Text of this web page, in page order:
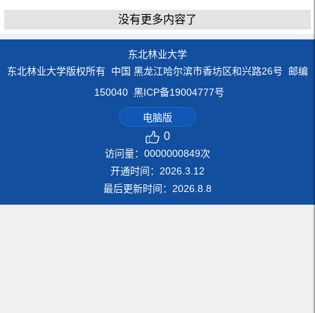
没有更多内容了
东北林业大学
东北林业大学版权所有 中国 黑龙江哈尔滨市香坊区和兴路26号 邮编
150040 黑ICP备19004777号
电脑版
0
访问量： 0000000849次
开通时间： 2026 3 12
最后更新时间： 2026 8 8